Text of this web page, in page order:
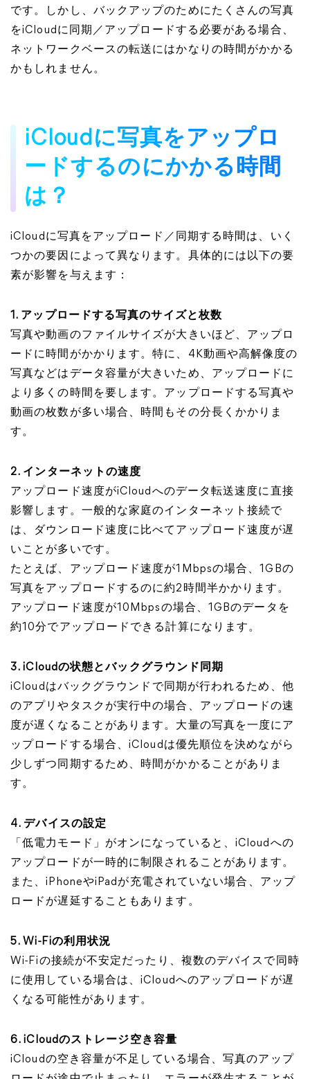
です。しかし、バックアップのためにたくさんの写真
をiCloudに同期／アップロードする必要がある場合、
ネットワークベースの転送にはかなりの時間がかかる
かもしれません。
iCloudに写真をアップロ
ードするのにかかる時間
は？
iCloudに写真をアップロード／同期する時間は、いく
つかの要因によって異なります。具体的には以下の要
素が影響を与えます：
1. アップロードする写真のサイズと枚数
写真や動画のファイルサイズが大きいほど、アップロ
ードに時間がかかります。特に、4K動画や高解像度の
写真などはデータ容量が大きいため、アップロードに
より多くの時間を要します。アップロードする写真や
動画の枚数が多い場合、時間もその分長くかかりま
す。
2. インターネットの速度
アップロード速度がiCloudへのデータ転送速度に直接
影響します。一般的な家庭のインターネット接続で
は、ダウンロード速度に比べてアップロード速度が遅
いことが多いです。
たとえば、アップロード速度が1Mbpsの場合、1GBの
写真をアップロードするのに約2時間半かかります。
アップロード速度が10Mbpsの場合、1GBのデータを
約10分でアップロードできる計算になります。
3. iCloudの状態とバックグラウンド同期
iCloudはバックグラウンドで同期が行われるため、他
のアプリやタスクが実行中の場合、アップロードの速
度が遅くなることがあります。大量の写真を一度にア
ップロードする場合、iCloudは優先順位を決めながら
少しずつ同期するため、時間がかかることがありま
す。
4. デバイスの設定
「低電力モード」がオンになっていると、iCloudへの
アップロードが一時的に制限されることがあります。
また、iPhoneやiPadが充電されていない場合、アップ
ロードが遅延することもあります。
5. Wi-Fiの利用状況
Wi-Fiの接続が不安定だったり、複数のデバイスで同時
に使用している場合は、iCloudへのアップロードが遅
くなる可能性があります。
6. iCloudのストレージ空き容量
iCloudの空き容量が不足している場合、写真のアップ